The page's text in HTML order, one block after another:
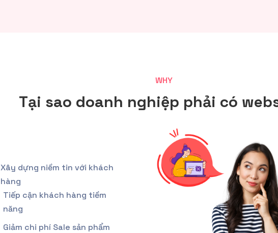
WHY
Tại sao doanh nghiệp phải có
Xây dựng niềm tin với khách
hàng
Tiếp cận khách hàng tiềm
năng
Giảm chi phí Sale sản phẩm